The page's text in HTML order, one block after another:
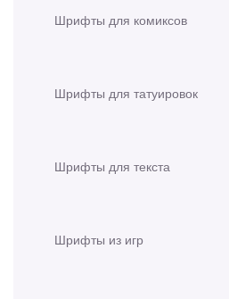
Шрифты для комиксов
Шрифты для татуировок
Шрифты для текста
Шрифты из игр